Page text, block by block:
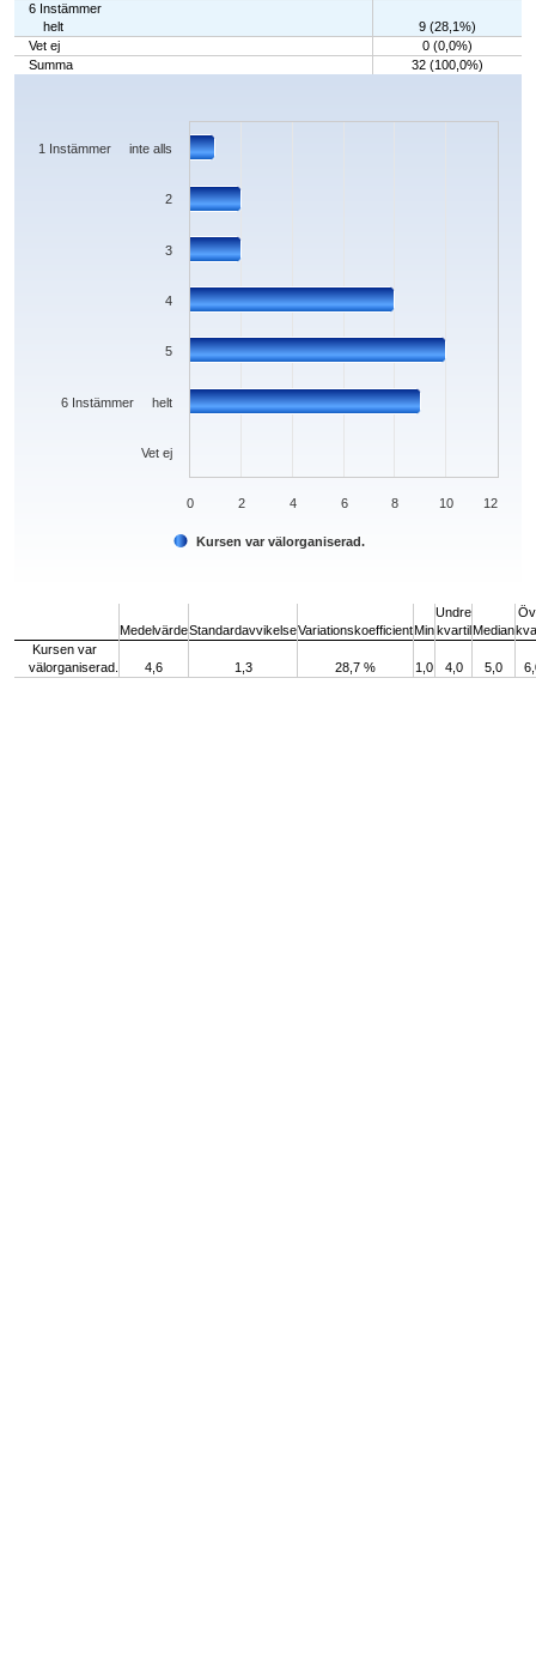
6 Instämmer
helt
9 (28,1%)
Vet ej
0 (0,0%)
Summa
32 (100,0%)
Chart
The chart has 1 X axis displaying categories.
The chart has 1 Y axis displaying values. Data ranges from 0 to 10.
Kursen var välorganiserad.
Vet ej
6 Instämmer helt
5
4
3
2
1 Instämmer inte alls
0 2 4 6 8 10 12
MedelvärdeStandardavvikelseVariationskoefficientMin
Undre
kvartil Median
Kursen var
välorganiserad.
4,6 1,3 28,7 % 1,0 4,0 5,0